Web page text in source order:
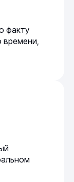
факту
времени,